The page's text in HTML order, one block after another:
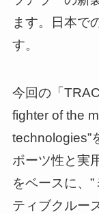
ます。日本で
す。
今回の「
fighter of the
technologies”
ポーツ性と実
をベースに、
ティブクルー